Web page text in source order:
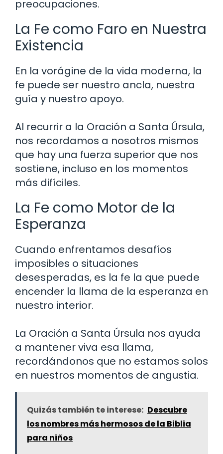
preocupaciones.
La Fe como Faro en Nuestra
Existencia
En la vorágine de la vida moderna, la
fe puede ser nuestro ancla, nuestra
guía y nuestro apoyo.
Al recurrir a la Oración a Santa Úrsula,
nos recordamos a nosotros mismos
que hay una fuerza superior que nos
sostiene, incluso en los momentos
más difíciles.
La Fe como Motor de la
Esperanza
Cuando enfrentamos desafíos
imposibles o situaciones
desesperadas, es la fe la que puede
encender la llama de la esperanza en
nuestro interior.
La Oración a Santa Úrsula nos ayuda
a mantener viva esa llama,
recordándonos que no estamos solos
en nuestros momentos de angustia.
Quizás también te interese: Descubre
los nombres más hermosos de la Biblia
para niños